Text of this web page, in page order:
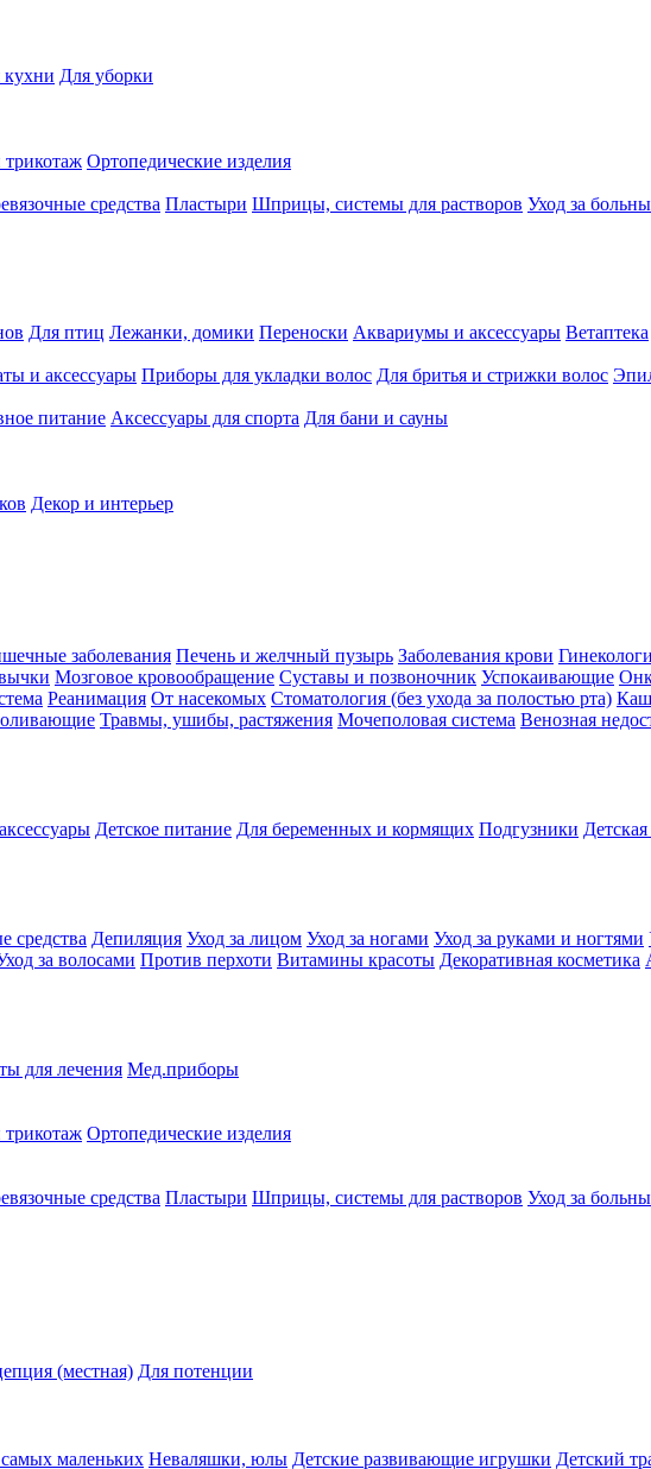
кухни Для уборки
Ортопедические изделия
средства Пластыри Шприцы, системы для растворов Уход за
Для птиц Лежанки, домики Переноски Аквариумы и аксессуары Ветаптека
и аксессуары Приборы для укладки волос Для бритья и стрижки волос
питание Аксессуары для спорта Для бани и сауны
Декор и интерьер
заболевания Печень и желчный пузырь Заболевания крови
Мозговое кровообращение Суставы и позвоночник Успокаивающие
Реанимация От насекомых Стоматология (без ухода за полостью рта)
Травмы, ушибы, растяжения Мочеполовая система Венозная
Детское питание Для беременных и кормящих Подгузники
средства Депиляция Уход за лицом Уход за ногами Уход за руками и ногтями
за волосами Против перхоти Витамины красоты Декоративная косметика
для лечения Мед.приборы
Ортопедические изделия
средства Пластыри Шприцы, системы для растворов Уход за
(местная) Для потенции
маленьких Неваляшки, юлы Детские развивающие игрушки Детский